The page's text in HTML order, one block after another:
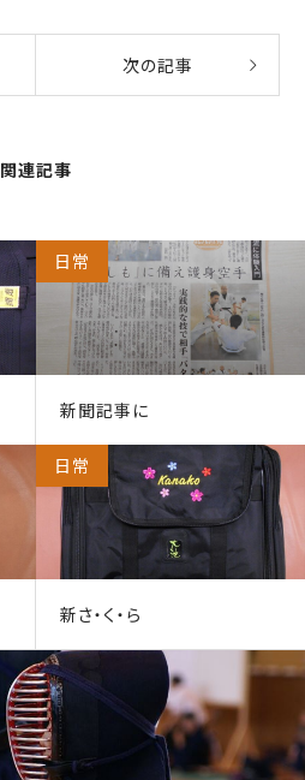
次の記事
関連記事
日常
新聞記事に
日常
新さ・く・ら